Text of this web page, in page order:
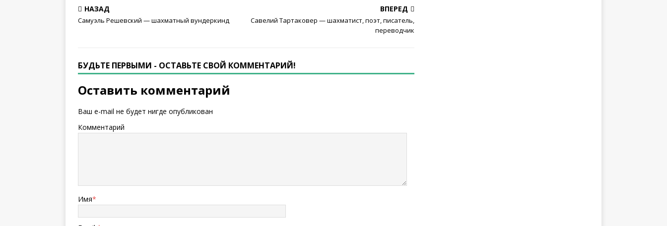
НАЗАД
Самуэль Решевский — шахматный вундеркинд
ВПЕРЕД
Савелий Тартаковер — шахматист, поэт, писатель,
переводчик
БУДЬТЕ ПЕРВЫМИ - ОСТАВЬТЕ СВОЙ КОММЕНТАРИЙ!
Оставить комментарий
Ваш e-mail не будет нигде опубликован
Комментарий
Имя*